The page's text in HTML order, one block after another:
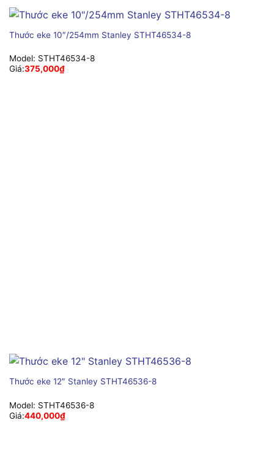
Thước eke 10″/254mm Stanley STHT46534-8
Model: STHT46534-8
Giá:375,000₫
Thước eke 12″ Stanley STHT46536-8
Model: STHT46536-8
Giá:440,000₫